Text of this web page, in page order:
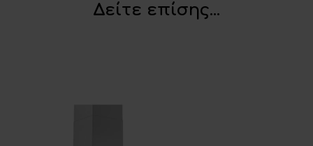
Δείτε επίσης...